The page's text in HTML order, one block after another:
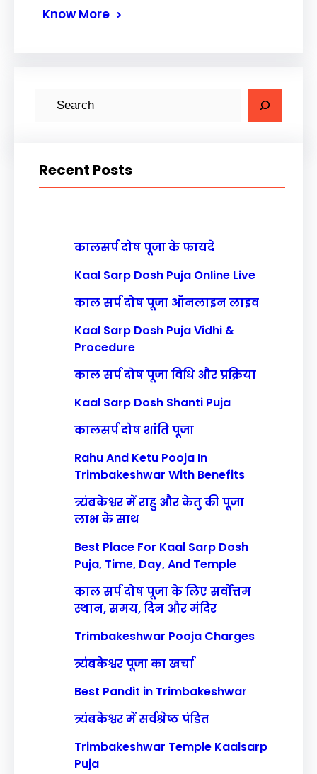
Know More
cRecent Posts
कालसर्प दोष पूजा के फायदे
Kaal Sarp Dosh Puja Online Live
काल सर्प दोष पूजा ऑनलाइन लाइव
Kaal Sarp Dosh Puja Vidhi &
Procedure
काल सर्प दोष पूजा विधि और प्रक्रिया
Kaal Sarp Dosh Shanti Puja
कालसर्प दोष शांति पूजा
Rahu And Ketu Pooja In
Trimbakeshwar With Benefits
त्र्यंबकेश्वर में राहु और केतु की पूजा
लाभ के साथ
Best Place For Kaal Sarp Dosh
Puja, Time, Day, And Temple
काल सर्प दोष पूजा के लिए सर्वोत्तम
स्थान, समय, दिन और मंदिर
Trimbakeshwar Pooja Charges
त्र्यंबकेश्वर पूजा का खर्चा
Best Pandit in Trimbakeshwar
त्र्यंबकेश्वर में सर्वश्रेष्ठ पंडित
Trimbakeshwar Temple Kaalsarp
Puja